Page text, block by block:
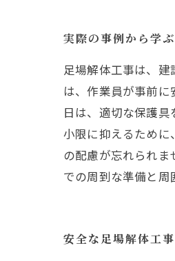
実際の事例から学
足場解体工事は、
は、作業員が事前
日は、適切な保護
小限に抑えるため
の配慮が忘れられ
での周到な準備と周
安全な足場解体工